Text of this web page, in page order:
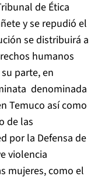
de Ética
y se repudió el
se distribuirá a
humanos
parte, en
denominada
Temuco así como
de las
por la Defensa de
violencia
mujeres, como el